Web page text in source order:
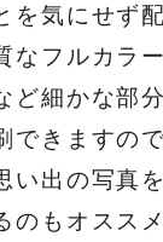
を気にせず
なフルカラ
ど細かな部
できますの
い出の写真
のもオスス